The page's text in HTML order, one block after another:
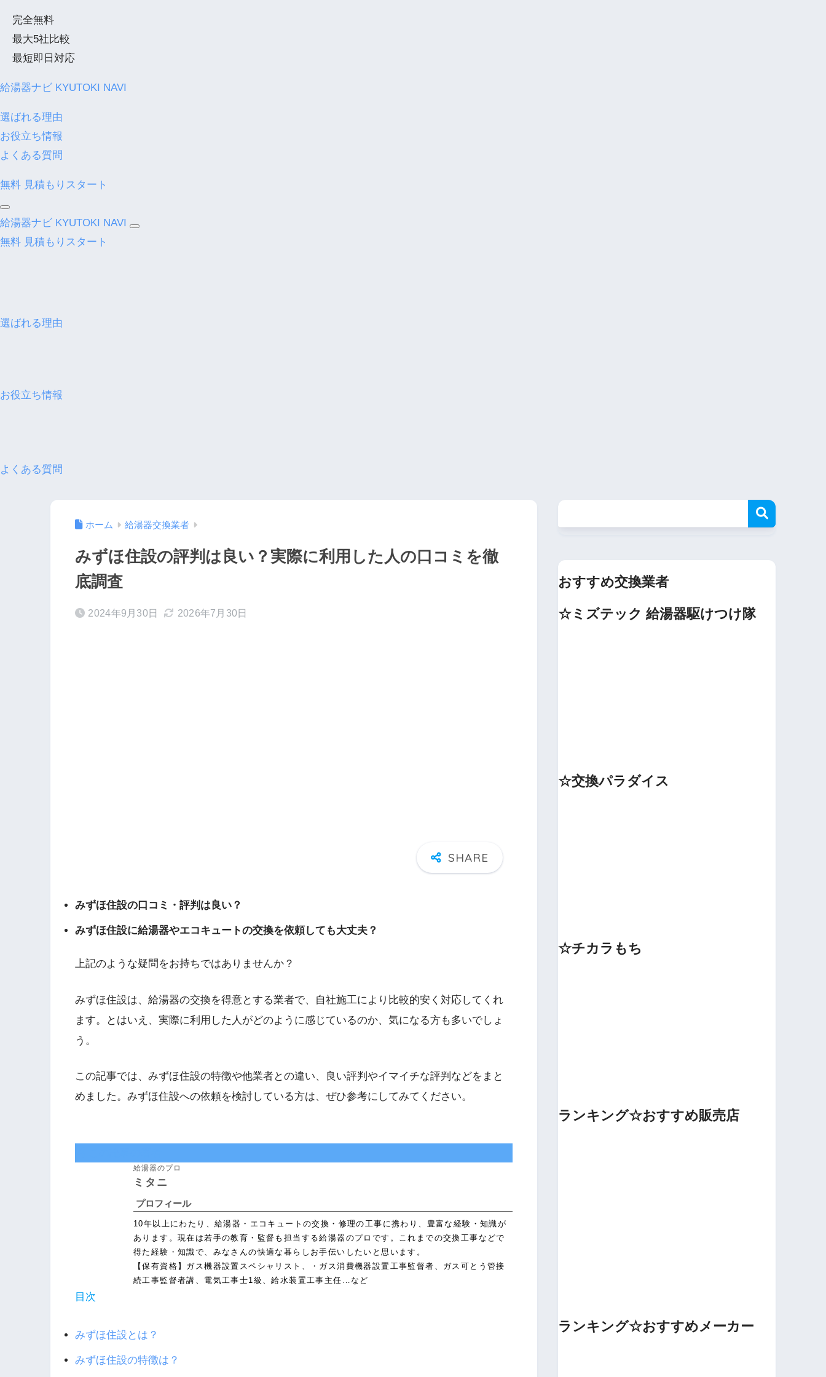
完全無料
最大5社比較
最短即日対応
給湯器ナビ KYUTOKI NAVI
選ばれる理由
お役立ち情報
よくある質問
無料 見積もりスタート
給湯器ナビ KYUTOKI NAVI
無料 見積もりスタート
選ばれる理由
お役立ち情報
よくある質問
ホーム 給湯器交換業者
みずほ住設の評判は良い？実際に利用した人の口コミを徹
底調査
2024年9月30日 2026年7月30日
みずほ住設の口コミ・評判は良い？
みずほ住設に給湯器やエコキュートの交換を依頼しても大丈夫？
上記のような疑問をお持ちではありませんか？
みずほ住設は、給湯器の交換を得意とする業者で、自社施工により比較的安く対応してくれ
ます。とはいえ、実際に利用した人がどのように感じているのか、気になる方も多いでしょ
う。
この記事では、みずほ住設の特徴や他業者との違い、良い評判やイマイチな評判などをまと
めました。みずほ住設への依頼を検討している方は、ぜひ参考にしてみてください。
給湯器のプロ
ミタニ
プロフィール
10年以上にわたり、給湯器・エコキュートの交換・修理の工事に携わり、豊富な経験・知識が
あります。現在は若手の教育・監督も担当する給湯器のプロです。これまでの交換工事などで
得た経験・知識で、みなさんの快適な暮らしお手伝いしたいと思います。
【保有資格】ガス機器設置スペシャリスト、・ガス消費機器設置工事監督者、ガス可とう管接
続工事監督者講、電気工事士1級、給水装置工事主任…など
目次
みずほ住設とは？
みずほ住設の特徴は？
おすすめ交換業者
☆ミズテック 給湯器駆けつけ隊
☆交換パラダイス
☆チカラもち
ランキング☆おすすめ販売店
ランキング☆おすすめメーカー